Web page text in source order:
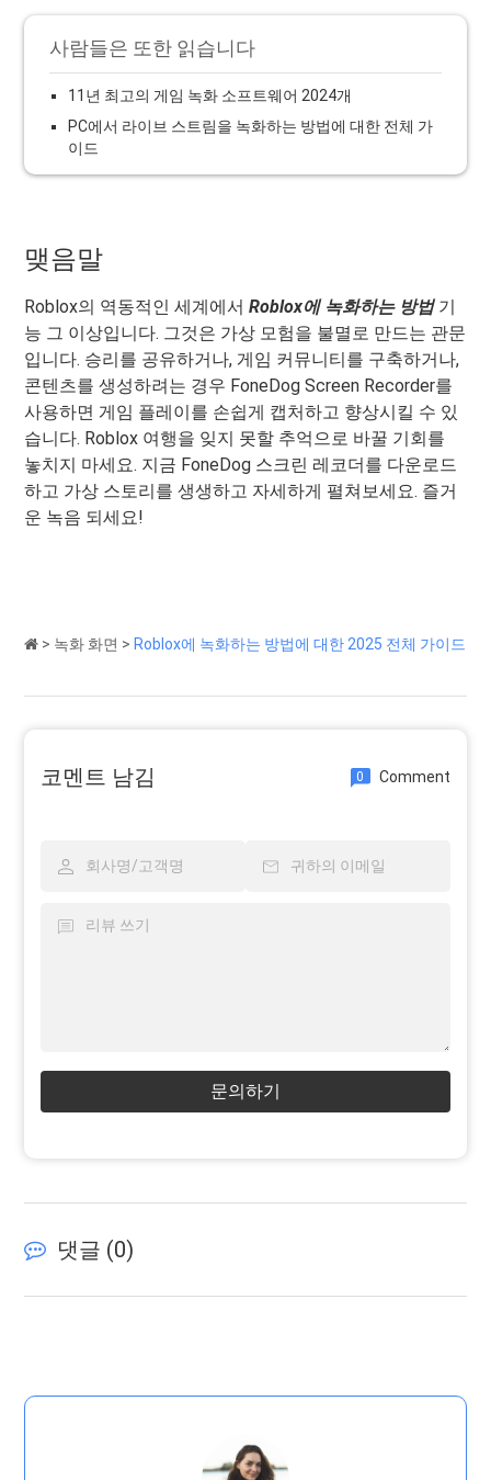
사람들은 또한 읽습니다
11년 최고의 게임 녹화 소프트웨어 2024개
PC에서 라이브 스트림을 녹화하는 방법에 대한 전체 가
이드
맺음말
Roblox의 역동적인 세계에서Roblox에 녹화하는 방법기
능 그 이상입니다. 그것은 가상 모험을 불멸로 만드는 관문
입니다. 승리를 공유하거나, 게임 커뮤니티를 구축하거나,
콘텐츠를 생성하려는 경우 FoneDog Screen Recorder를
사용하면 게임 플레이를 손쉽게 캡처하고 향상시킬 수 있
습니다. Roblox 여행을 잊지 못할 추억으로 바꿀 기회를
놓치지 마세요. 지금 FoneDog 스크린 레코더를 다운로드
하고 가상 스토리를 생생하고 자세하게 펼쳐보세요. 즐거
운 녹음 되세요!
> 녹화 화면 > Roblox에 녹화하는 방법에 대한 2025 전체 가이드
코멘트 남김 0 Comment
문의하기
댓글 (0)